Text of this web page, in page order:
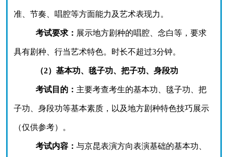
准、节奏、唱腔等方面能力及艺术表现力。
考试要求： 展示地方剧种的唱腔、念白等，要求
具有剧种、行当艺术特色。时长不超过3分钟。
（2）基本功、毯子功、把子功、身段功
考试目的： 主要考查考生的基本功、毯子功、把
子功、身段功等基本素质，以及地方剧种特色技巧展示
（仅供参考）。
考试内容： 与京昆表演方向表演基础的基本功、